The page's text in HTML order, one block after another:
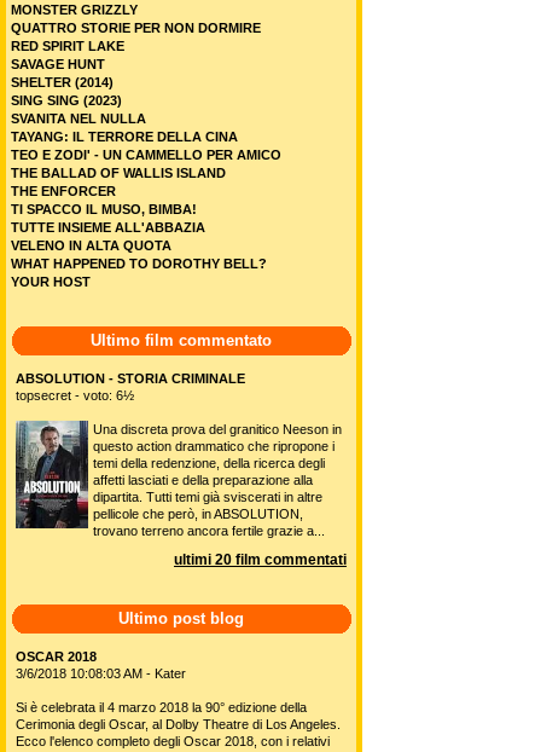
MONSTER GRIZZLY
QUATTRO STORIE PER NON DORMIRE
RED SPIRIT LAKE
SAVAGE HUNT
SHELTER (2014)
SING SING (2023)
SVANITA NEL NULLA
TAYANG: IL TERRORE DELLA CINA
TEO E ZODI' - UN CAMMELLO PER AMICO
THE BALLAD OF WALLIS ISLAND
THE ENFORCER
TI SPACCO IL MUSO, BIMBA!
TUTTE INSIEME ALL'ABBAZIA
VELENO IN ALTA QUOTA
WHAT HAPPENED TO DOROTHY BELL?
YOUR HOST
Ultimo film commentato
ABSOLUTION - STORIA CRIMINALE
topsecret - voto: 6½
Una discreta prova del granitico Neeson in
questo action drammatico che ripropone i
temi della redenzione, della ricerca degli
affetti lasciati e della preparazione alla
dipartita. Tutti temi già sviscerati in altre
pellicole che però, in ABSOLUTION,
trovano terreno ancora fertile grazie a...
ultimi 20 film commentati
Ultimo post blog
OSCAR 2018
3/6/2018 10:08:03 AM - Kater
Si è celebrata il 4 marzo 2018 la 90° edizione della
Cerimonia degli Oscar, al Dolby Theatre di Los Angeles.
Ecco l'elenco completo degli Oscar 2018, con i relativi